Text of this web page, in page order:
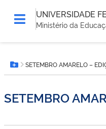
UNIVERSIDADE
Ministério da
está
aqui:Botão Menu
SETEMBRO AMARELO –
SETEMBRO